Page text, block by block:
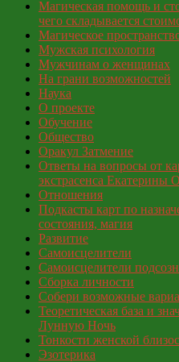
Магическая помощь и
чего складывается
Магическое
Мужская психология
Мужчинам о женщинах
На грани возможностей
Наука
О проекте
Обучение
Общество
Оракул Затмение
Ответы на вопросы от
экстрасенса Екатерины
Отношения
Подкасты карт по
состояния, магия
Развитие
Самоисцелители
Самоисцелители
Сборка личности
Собери возможные
Теоретическая база и
Лунную Ночь
Тонкости женской
Эзотерика